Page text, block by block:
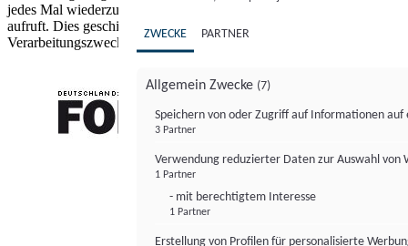
jedes Mal wiederzuerkennen, wenn es eine App oder einer Webseite
aufruft. Dies geschieht für einen oder mehrere der hier aufgeführten
Verarbeitungszwecke.
ZWECKE PARTNER
Allgemein Zwecke (7)
Speichern von oder Zugriff auf Informationen auf
3 Partner
Verwendung reduzierter Daten zur Auswahl von
1 Partner
- mit berechtigtem Interesse
1 Partner
Erstellung von Profilen für personalisierte
FONDS professionell